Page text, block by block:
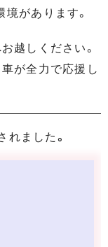
があります。
越しください。
が全力で応援し
れました。